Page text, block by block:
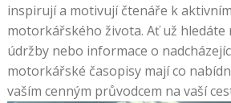
inspirují a motivují čtenáře k
motorkářského života. Ať už hledáte
údržby nebo informace o
motorkářské časopisy mají co
vaším cenným průvodcem na vaší